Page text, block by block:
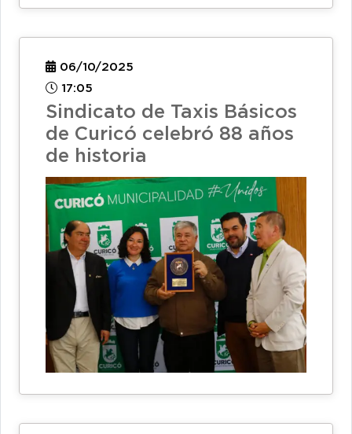
06/10/2025
17:05
Sindicato de Taxis Básicos
de Curicó celebró 88 años
de historia